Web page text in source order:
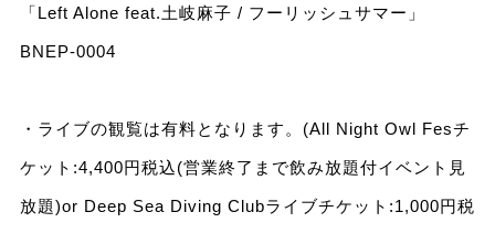
「Left Alone feat.土岐麻子 / フーリッシュサマー」
BNEP-0004
・ライブの観覧は有料となります。(All Night Owl Fesチ
ケット:4,400円税込(営業終了まで飲み放題付イベント見
放題)or Deep Sea Diving Clubライブチケット:1,000円税